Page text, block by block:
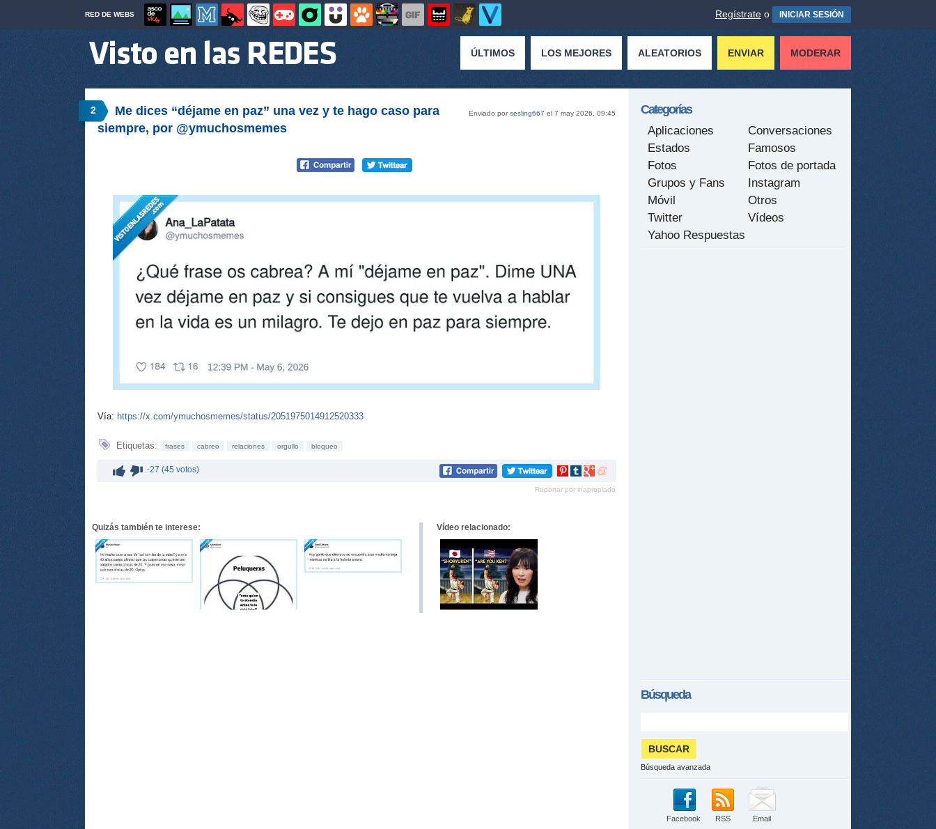
RED DE WEBS Regístrate o INICIAR SESIÓN
ÚLTIMOS LOS MEJORES ALEATORIOS ENVIAR MODERAR
2 Enviado porsesling667 el 7 may 2026, 09:45
Me dices “déjame en paz” una vez y te hago caso para
siempre, por @ymuchosmemes
Vía: https://x.com/ymuchosmemes/status/2051975014912520333
Etiquetas: frases cabreo relaciones orgullo bloqueo
-27 (45 votos)
Compartir
Pinterest
Compartir
tumblr
Compartir
Google+
Compartir
meneame
Reportar por inapropiado
Quizás también te interese: Vídeo relacionado:
Categorías
Aplicaciones
Conversaciones
Estados
Famosos
Fotos
Fotos de portada
Grupos y Fans
Instagram
Móvil
Otros
Twitter
Vídeos
Yahoo Respuestas
Búsqueda
Búsqueda avanzada
Facebook RSS Email